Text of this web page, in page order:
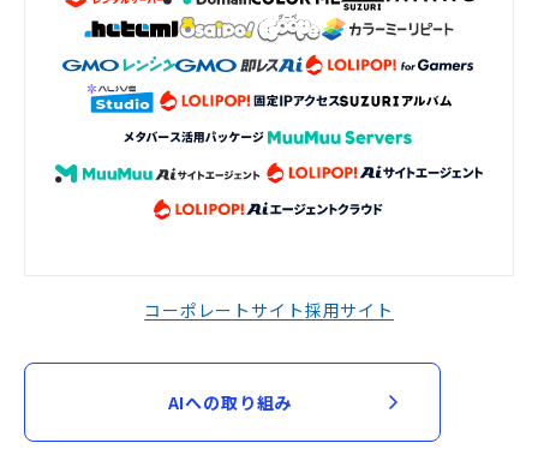
コーポレートサイト採用サイト
AIへの取り組み